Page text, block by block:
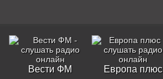
Вести ФМ Европа плюс